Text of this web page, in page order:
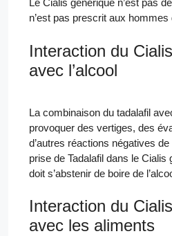
Le Cialis générique n’est pas
n’est pas prescrit aux
Interaction du
avec l’alcool
La combinaison du tadalafil
provoquer des vertiges, des
d’autres réactions négatives
prise de Tadalafil dans le Cialis
doit s’abstenir de boire de
Interaction du
avec les aliments